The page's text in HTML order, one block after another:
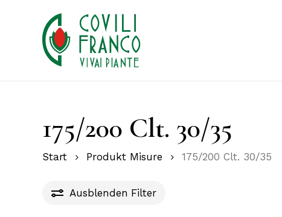
175/200 Clt. 30/35
Start Produkt Misure 175/200 Clt. 30/35
Ausblenden Filter